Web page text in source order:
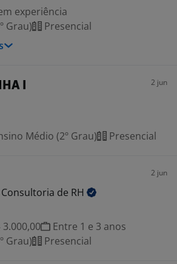
experiência
Grau)
Presencial
I 2 jun
Médio (2º Grau) Presencial
2 jun
de RH
3.000,00
Entre 1 e 3 anos
Grau)
Presencial